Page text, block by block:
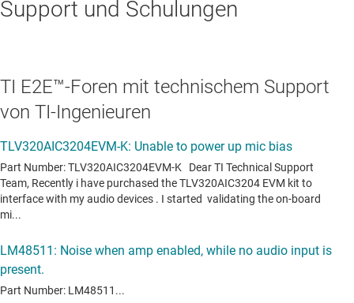
Support und Schulungen
TI E2E™-Foren mit technischem Support
von TI-Ingenieuren